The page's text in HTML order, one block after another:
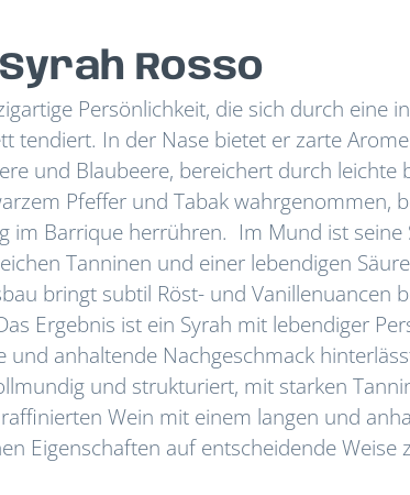
Rosso
Persönlichkeit, die sich durch eine
tendiert. In der Nase bietet er zarte
und Blaubeere, bereichert durch leichte
Pfeffer und Tabak wahrgenommen,
im Barrique herrühren. Im Mund ist seine
Tanninen und einer lebendigen
bringt subtil Röst- und Vanillenuancen
Ergebnis ist ein Syrah mit lebendiger
anhaltende Nachgeschmack
und strukturiert, mit starken
Wein mit einem langen und
Eigenschaften auf entscheidende Weise